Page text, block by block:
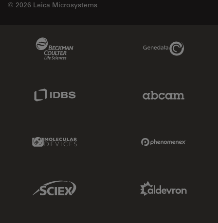
© 2026 Leica Microsystems
Genedata Link
Molecular Devices Link
Sciex Link